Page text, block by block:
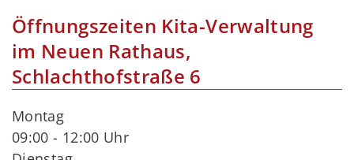
Öffnungszeiten Kita-Verwaltung
im Neuen Rathaus,
Schlachthofstraße 6
Montag
09:00 - 12:00 Uhr